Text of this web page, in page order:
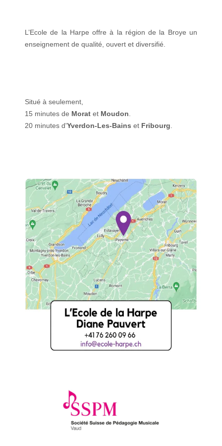
L’Ecole de la Harpe offre à la région de la Broye un
enseignement de qualité, ouvert et diversifié.
Situé à seulement,
15 minutes de Morat et Moudon
20 minutes d'Yverdon-Les-Bains et Fribourg